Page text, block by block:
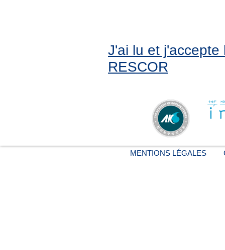
J'ai lu et
RESCOR
MENTIONS LÉGALES